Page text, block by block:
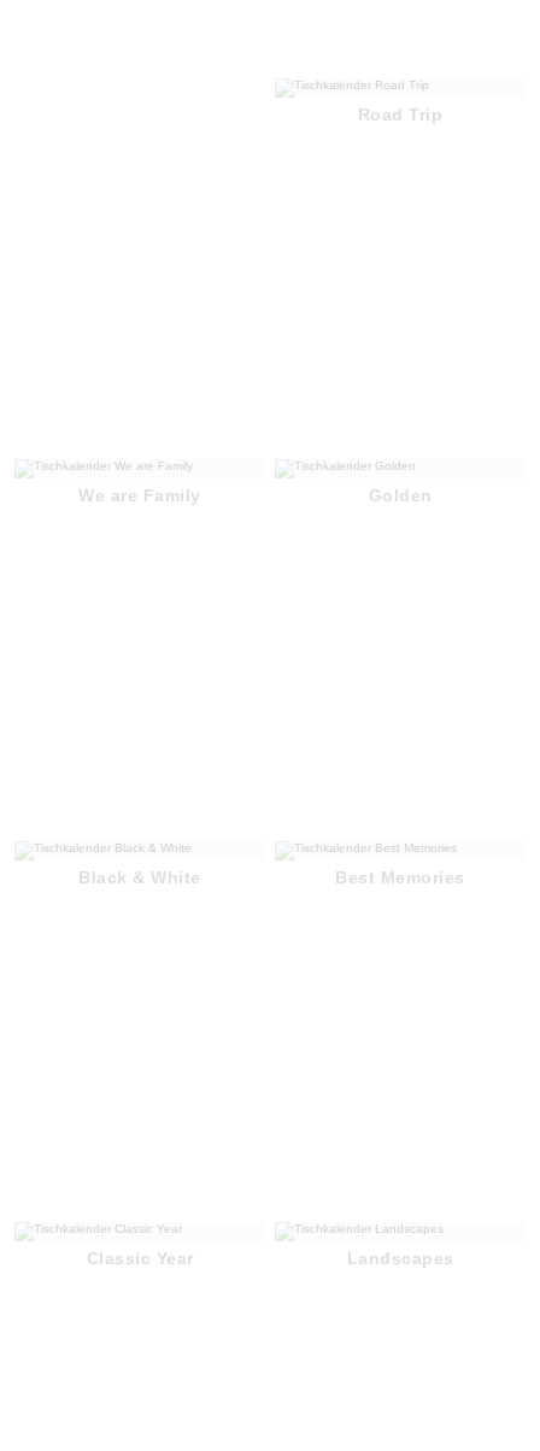
Road Trip
We are Family Golden
Black & White Best Memories
Classic Year Landscapes